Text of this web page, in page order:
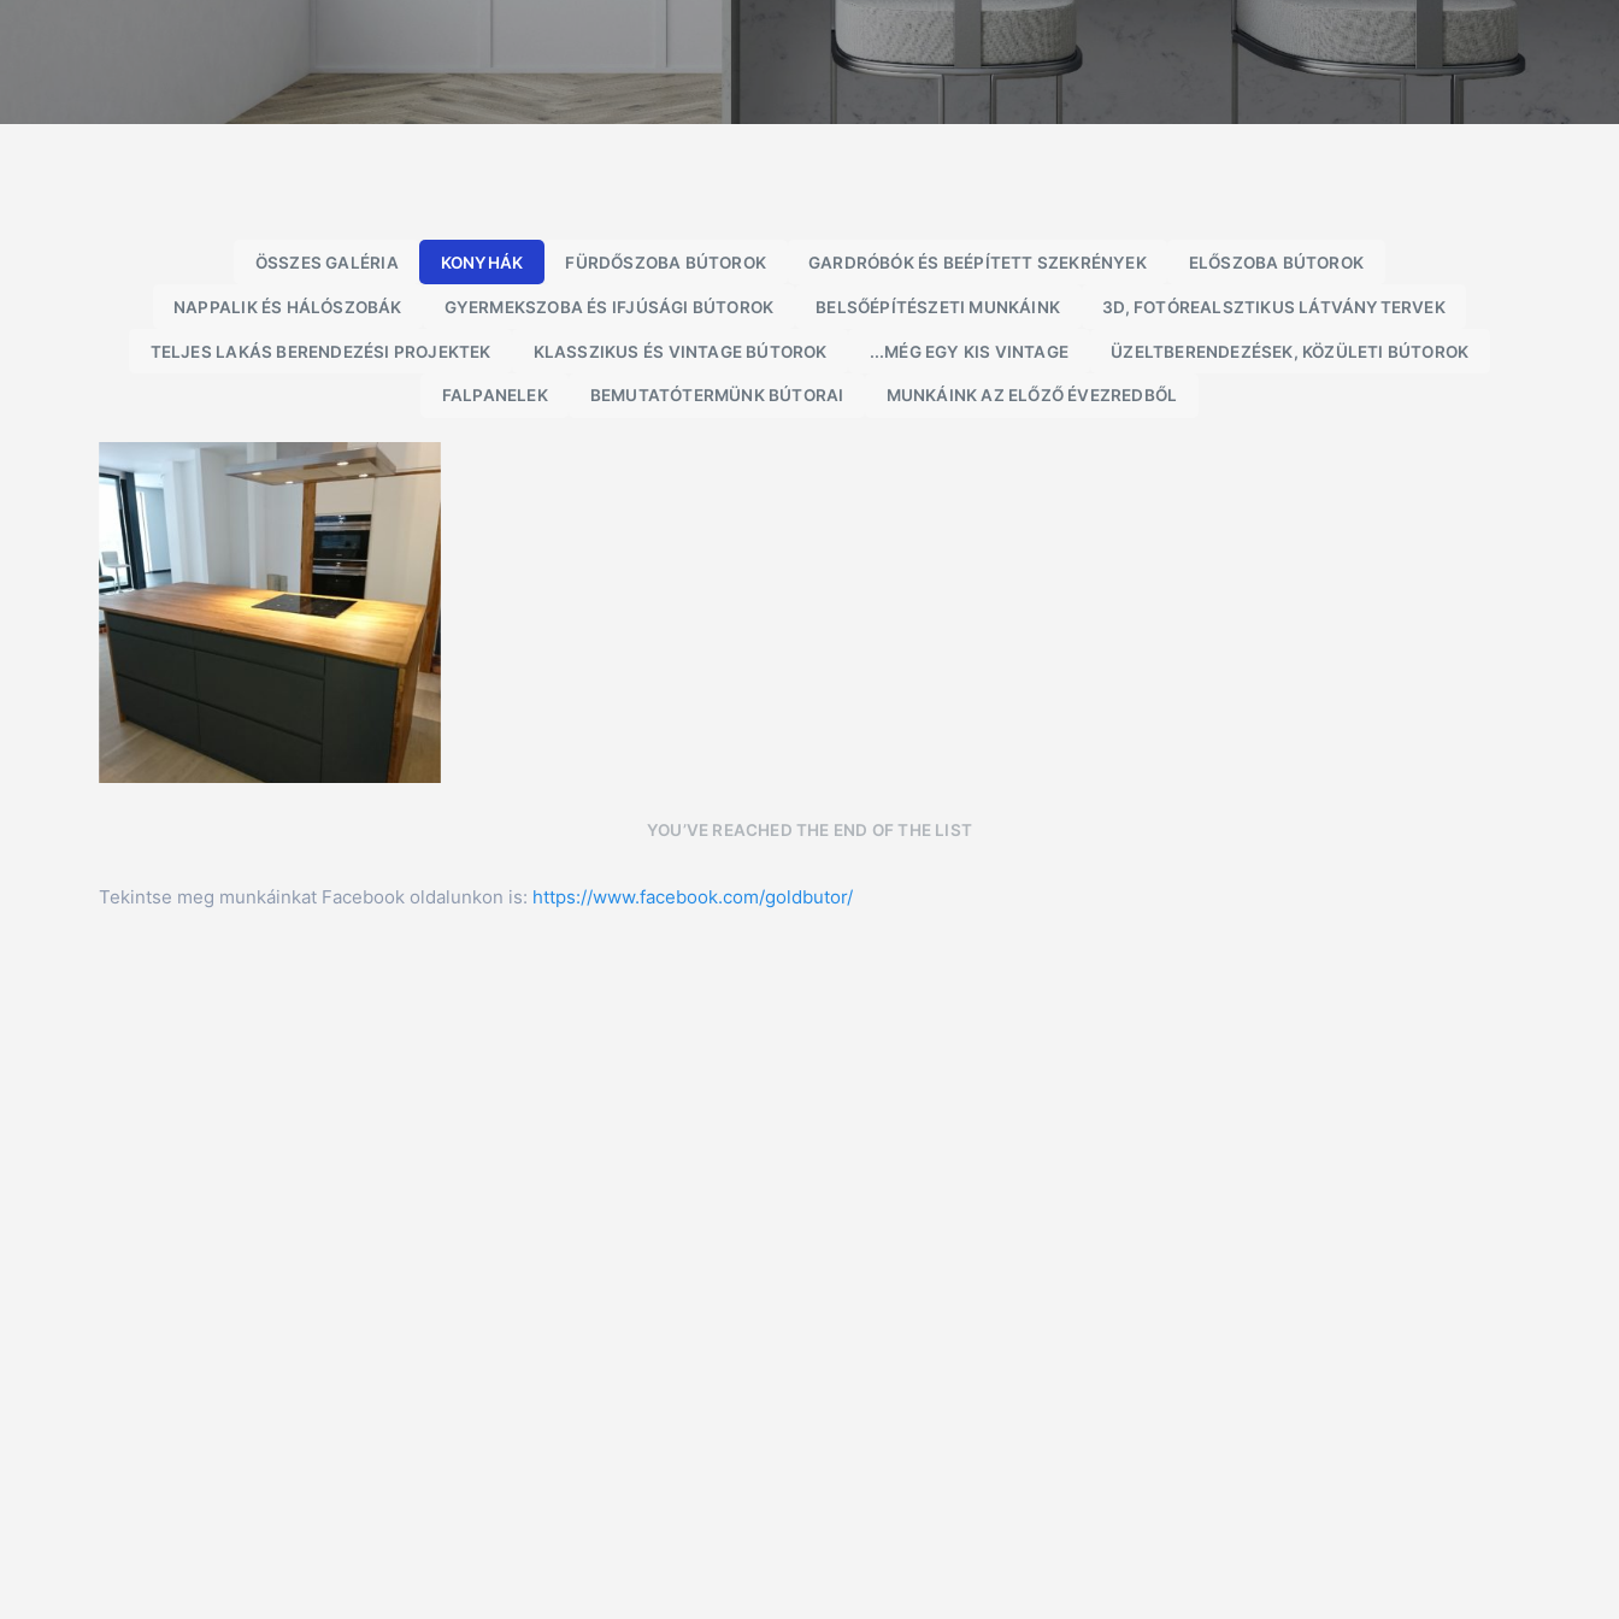
ÖSSZES GALÉRIA KONYHÁK FÜRDŐSZOBA BÚTOROK GARDRÓBÓK ÉS BEÉPÍTETT SZEKRÉNYEK ELŐSZOBA BÚTOROK
NAPPALIK ÉS HÁLÓSZOBÁK GYERMEKSZOBA ÉS IFJÚSÁGI BÚTOROK BELSŐÉPÍTÉSZETI MUNKÁINK 3D, FOTÓREALSZTIKUS LÁTVÁNYTERVEK
TELJES LAKÁS BERENDEZÉSI PROJEKTEK KLASSZIKUS ÉS VINTAGE BÚTOROK ...MÉG EGY KIS VINTAGE ÜZELTBERENDEZÉSEK, KÖZÜLETI BÚTOROK
FALPANELEK BEMUTATÓTERMÜNK BÚTORAI MUNKÁINK AZ ELŐZŐ ÉVEZREDBŐL
YOU’VE REACHED THE END OF THE LIST
Tekintse meg munkáinkat Facebook oldalunkon is: https://www.facebook.com/goldbutor/